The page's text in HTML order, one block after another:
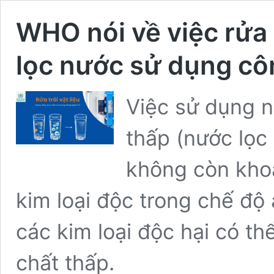
WHO nói về việc
lọc nước sử dụng
Việc sử dụng
thấp (nước lọc
không còn
kim loại độc trong chế
các kim loại độc hại có
chất thấp.